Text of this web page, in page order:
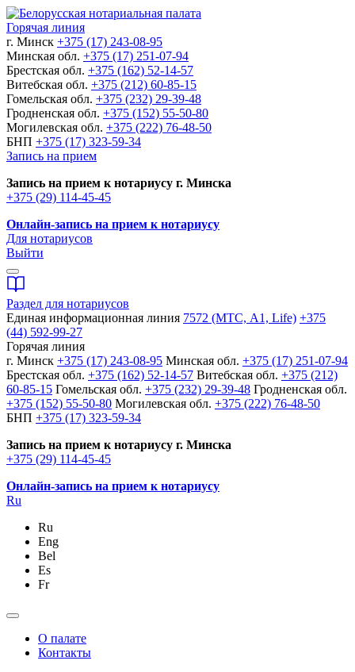
Горячая линия
г. Минск +375 (17) 243-08-95
Минская обл. +375 (17) 251-07-94
Брестская обл. +375 (162) 52-14-57
Витебская обл. +375 (212) 60-85-15
Гомельская обл. +375 (232) 29-39-48
Гродненская обл. +375 (152) 55-50-80
Могилевская обл. +375 (222) 76-48-50
БНП +375 (17) 323-59-34
Запись на прием
Запись на прием к нотариусу г. Минска
+375 (29) 114-45-45
Онлайн-запись на прием к нотариусу
Для нотариусов
Выйти
Раздел для нотариусов
Единая информационная линия 7572 (МТС, A1, Life) +375
(44) 592-99-27
Горячая линия
г. Минск +375 (17) 243-08-95 Минская обл. +375 (17) 251-07-94
Брестская обл. +375 (162) 52-14-57 Витебская обл. +375 (212)
60-85-15 Гомельская обл. +375 (232) 29-39-48 Гродненская обл.
+375 (152) 55-50-80 Могилевская обл. +375 (222) 76-48-50
БНП +375 (17) 323-59-34
Запись на прием к нотариусу г. Минска
+375 (29) 114-45-45
Онлайн-запись на прием к нотариусу
Ru
Ru
Eng
Bel
Es
Fr
О палате
Контакты